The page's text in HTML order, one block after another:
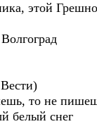
этой
то не
белый снег